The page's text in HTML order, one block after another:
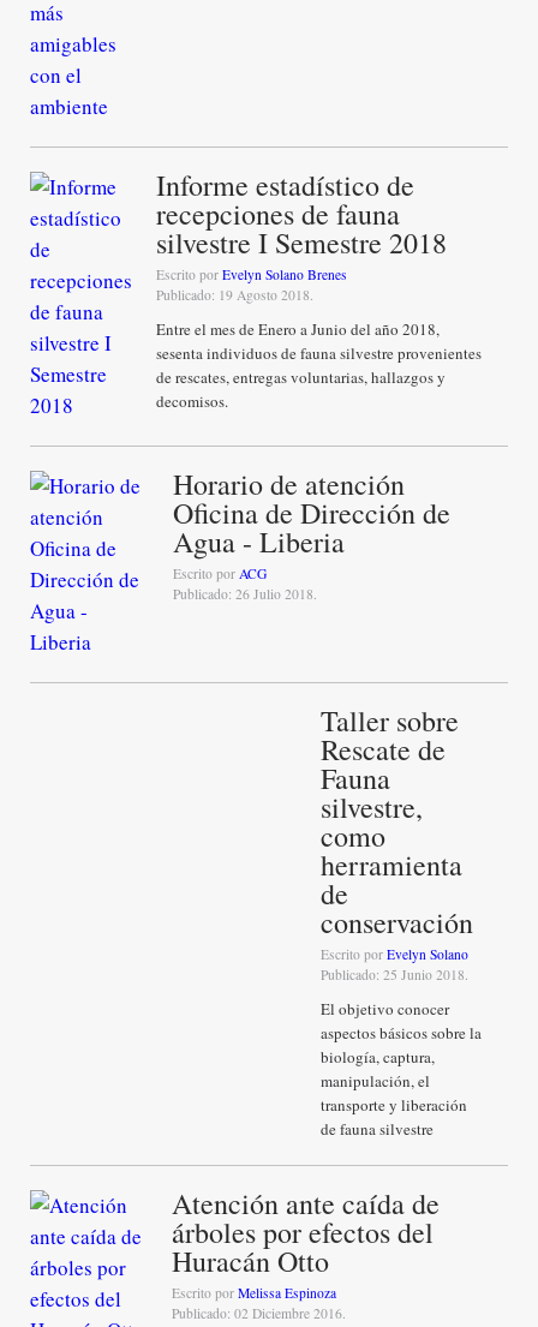
Informe estadístico de
recepciones de fauna
silvestre I Semestre 2018
Escrito por Evelyn Solano Brenes
Publicado: 19 Agosto 2018.
Entre el mes de Enero a Junio del año 2018,
sesenta individuos de fauna silvestre provenientes
de rescates, entregas voluntarias, hallazgos y
decomisos.
Horario de atención
Oficina de Dirección de
Agua - Liberia
Escrito porACG
Publicado: 26 Julio 2018.
Taller sobre
Rescate de
Fauna
silvestre,
como
herramienta
de
conservación
Escrito por Evelyn Solano
Publicado: 25 Junio 2018.
El objetivo conocer
aspectos básicos sobre la
biología, captura,
manipulación, el
transporte y liberación
de fauna silvestre
Atención ante caída de
árboles por efectos del
Huracán Otto
Escrito porMelissa Espinoza
Publicado: 02 Diciembre 2016.